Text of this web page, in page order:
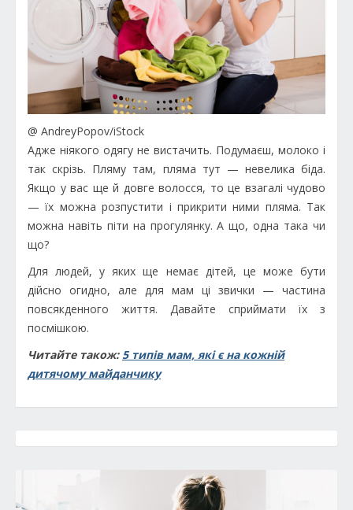
@ AndreyPopov/iStock
Адже ніякого одягу не вистачить. Подумаєш, молоко і
так скрізь. Пляму там, пляма тут — невелика біда.
Якщо у вас ще й довге волосся, то це взагалі чудово
— їх можна розпустити і прикрити ними пляма. Так
можна навіть піти на прогулянку. А що, одна така чи
що?
Для людей, у яких ще немає дітей, це може бути
дійсно огидно, але для мам ці звички — частина
повсякденного життя. Давайте сприймати їх з
посмішкою.
Читайте також: 5 типів мам, які є на кожній
дитячому майданчику